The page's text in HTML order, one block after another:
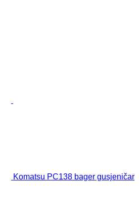
Komatsu PC138 bager gusjeničar